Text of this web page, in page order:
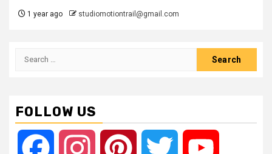
1 year ago studiomotiontrail@gmail.com
Search
FOLLOW US
Facebook Instagram Pinterest Twitter